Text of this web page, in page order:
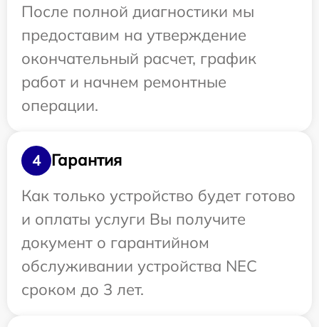
После полной диагностики мы
предоставим на утверждение
окончательный расчет, график
работ и начнем ремонтные
операции.
4
Гарантия
Как только устройство будет готово
и оплаты услуги Вы получите
документ о гарантийном
обслуживании устройства NEC
сроком до 3 лет.